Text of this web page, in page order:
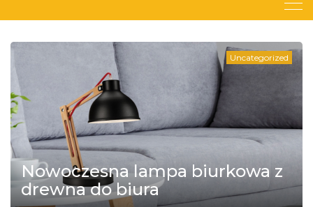
Uncategorized
Nowoczesna lampa biurkowa z
drewna do biura